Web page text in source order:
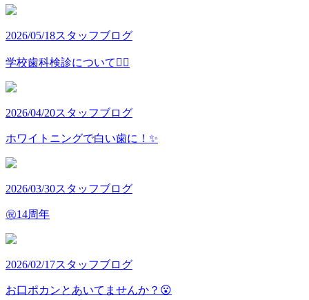
2026/05/18スタッフブログ
学校歯科検診について👩‍⚕️
2026/04/20スタッフブログ
ホワイトニングで白い歯に！✨
2026/03/30スタッフブログ
㊗️14周年
2026/02/17スタッフブログ
お口ポカンとあいてませんか？😮